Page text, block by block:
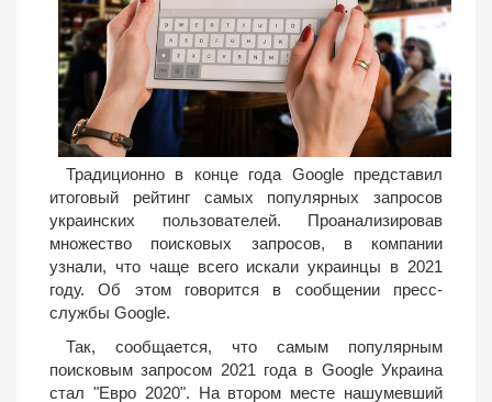
Традиционно в конце года Google представил
итоговый рейтинг самых популярных запросов
украинских пользователей. Проанализировав
множество поисковых запросов, в компании
узнали, что чаще всего искали украинцы в 2021
году. Об этом говорится в сообщении пресс-
службы Google.
Так, сообщается, что самым популярным
поисковым запросом 2021 года в Google Украина
стал "Евро 2020". На втором месте нашумевший